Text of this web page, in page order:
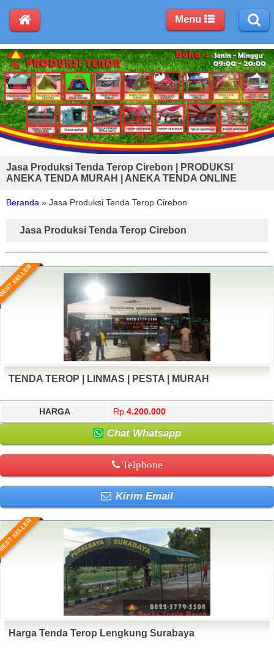
Jasa Produksi Tenda Terop Cirebon | PRODUKSI
ANEKA TENDA MURAH | ANEKA TENDA ONLINE
Beranda » Jasa Produksi Tenda Terop Cirebon
Jasa Produksi Tenda Terop Cirebon
SELLER
TENDA TEROP | LINMAS | PESTA | MURAH
HARGA Rp. 4.200.000
Chat Whatsapp
Telphone
Kirim Email
SELLER
Harga Tenda Terop Lengkung Surabaya
Menu